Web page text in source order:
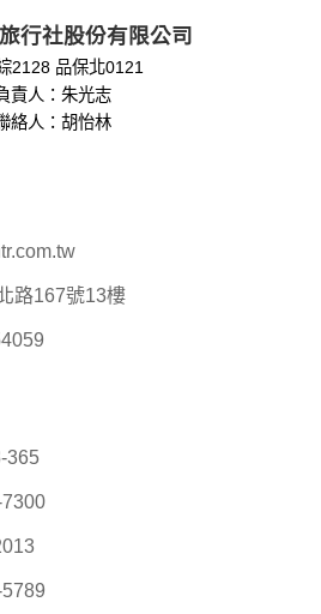
行社股份有限公司
2128 品保北0121
責人：朱光志
絡人：胡怡林
路167號13樓
365